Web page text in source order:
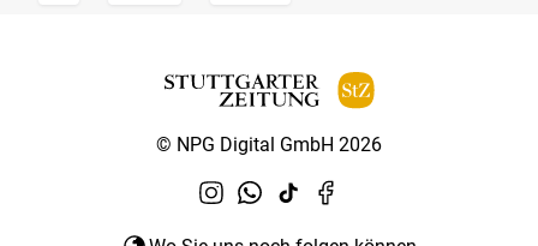
© NPG Digital GmbH 2026